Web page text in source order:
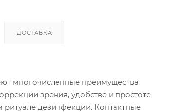
ДОСТАВКА
многочисленные преимущества
зрения, удобстве и простоте
ритуале дезинфекции. Контактные